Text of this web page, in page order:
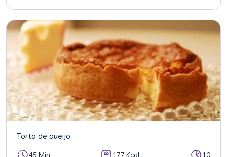
Torta de queijo
45 Min 177 Kcal 10